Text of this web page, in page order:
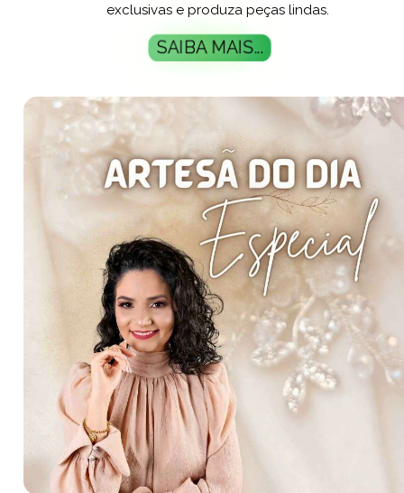
exclusivas e produza peças lindas.
SAIBA MAIS...